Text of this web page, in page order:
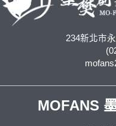
234新北市
MOFANS